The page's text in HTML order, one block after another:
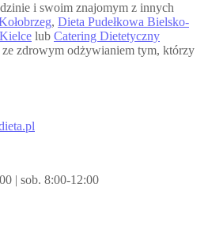
i swoim znajomym z innych
, Dieta Pudełkowa Bielsko-
lub Catering Dietetyczny
zdrowym odżywianiem tym, którzy
| sob. 8:00-12:00